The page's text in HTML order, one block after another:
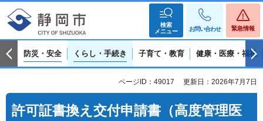
検索
メニュー
お問い合わせ 緊急情報
防災・安全 くらし・手続き 子育て・教育 健康・医療・福祉
ページID：49017 更新日：2026年7月7日
許可証書換え交付申請書（高度管理医